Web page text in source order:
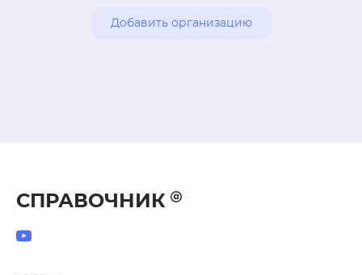
проводятся постоянно и не менее
Детское счастье, это когда очень интересно,
Добавить организацию
СПРАВОЧНИК